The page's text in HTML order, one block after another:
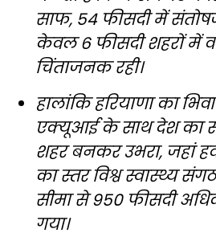
साफ, 54 फीसदी में
केवल 6 फीसदी शहरों में
चिंताजनक रही।
हालांकि हरियाणा का
एक्यूआई के साथ देश का
शहर बनकर उभरा, जहां
का स्तर विश्व स्वास्थ्य
सीमा से 950 फीसदी
गया।